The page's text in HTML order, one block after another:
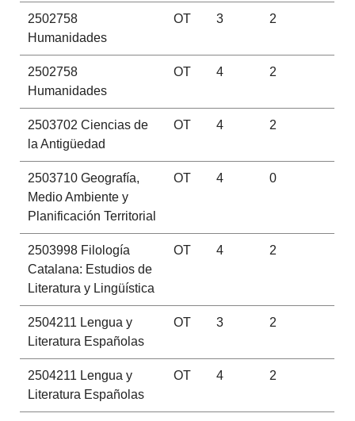
2502758
Humanidades
OT 3 2
2502758
Humanidades
OT 4 2
2503702 Ciencias de
la Antigüedad
OT 4 2
2503710Geografía,
Medio Ambiente y
Planificación Territorial
OT 4 0
2503998Filología
Catalana: Estudios de
Literatura y Lingüística
OT 4 2
2504211 Lengua y
Literatura Españolas
OT 3 2
2504211 Lengua y
Literatura Españolas
OT 4 2